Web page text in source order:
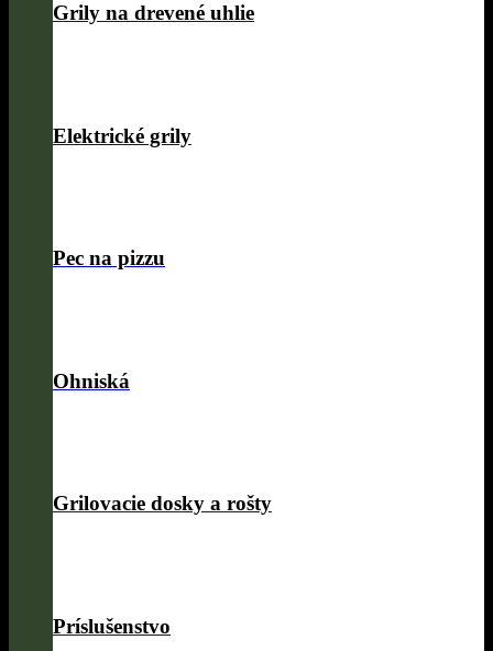
Grily na drevené uhlie
Elektrické grily
Pec na pizzu
Ohniská
Grilovacie dosky a rošty
Príslušenstvo